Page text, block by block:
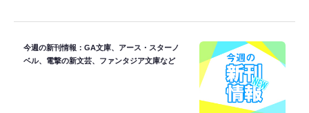
今週の新刊情報：GA文庫、アース・スターノ
ベル、電撃の新文芸、ファンタジア文庫など